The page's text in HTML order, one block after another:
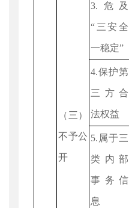
（三）
不予公
开
3.危及
“三安全
一稳定”
4.保护第
三方合
法权益
5.属于三
类内部
事务信
息